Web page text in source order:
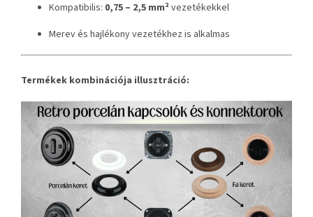
Kompatibilis: 0,75 – 2,5 mm²vezetékekkel
Merev és hajlékony vezetékhez is alkalmas
Termékek kombinációja illusztráció: